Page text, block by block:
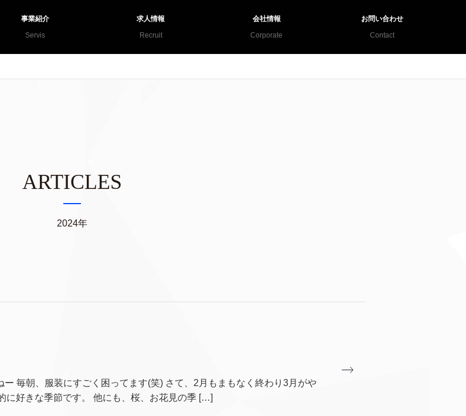
事業紹介
Servis
求人情報
Recruit
会社情報
Corporate
お問い合わせ
Contact
ARTICLES
2024年
毎朝、服装にすごく困ってます(笑) さて、2月もまもなく終わり3月がや
に好きな季節です。 他にも、桜、お花見の季 […]